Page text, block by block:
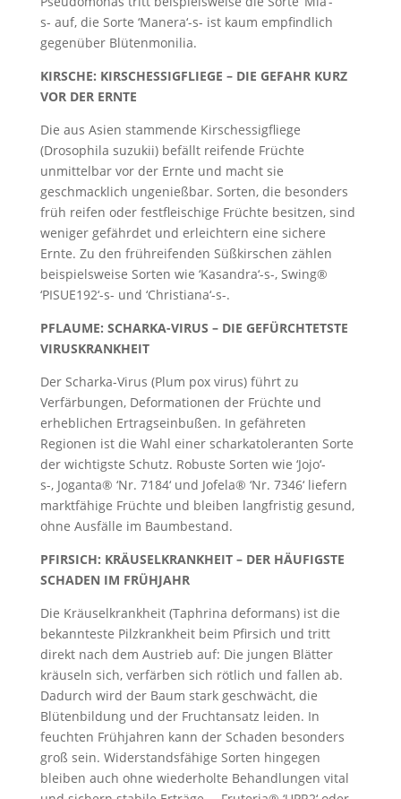
s- auf, die Sorte ‘Manera‘-s- ist kaum empfindlich
gegenüber Blütenmonilia.
KIRSCHE: KIRSCHESSIGFLIEGE – DIE GEFAHR KURZ
VOR DER ERNTE
Die aus Asien stammende Kirschessigfliege
(Drosophila suzukii) befällt reifende Früchte
unmittelbar vor der Ernte und macht sie
geschmacklich ungenießbar. Sorten, die besonders
früh reifen oder festfleischige Früchte besitzen, sind
weniger gefährdet und erleichtern eine sichere
Ernte. Zu den frühreifenden Süßkirschen zählen
beispielsweise Sorten wie ‘Kasandra‘-s-, Swing®
‘PISUE192‘-s- und ‘Christiana‘-s-.
PFLAUME: SCHARKA-VIRUS – DIE GEFÜRCHTETSTE
VIRUSKRANKHEIT
Der Scharka-Virus (Plum pox virus) führt zu
Verfärbungen, Deformationen der Früchte und
erheblichen Ertragseinbußen. In gefähreten
Regionen ist die Wahl einer scharkatoleranten Sorte
der wichtigste Schutz. Robuste Sorten wie ‘Jojo‘-
s-, Joganta® ‘Nr. 7184‘ und Jofela® ‘Nr. 7346‘ liefern
marktfähige Früchte und bleiben langfristig gesund,
ohne Ausfälle im Baumbestand.
PFIRSICH: KRÄUSELKRANKHEIT – DER HÄUFIGSTE
SCHADEN IM FRÜHJAHR
Die Kräuselkrankheit (Taphrina deformans) ist die
bekannteste Pilzkrankheit beim Pfirsich und tritt
direkt nach dem Austrieb auf: Die jungen Blätter
kräuseln sich, verfärben sich rötlich und fallen ab.
Dadurch wird der Baum stark geschwächt, die
Blütenbildung und der Fruchtansatz leiden. In
feuchten Frühjahren kann der Schaden besonders
groß sein. Widerstandsfähige Sorten hingegen
bleiben auch ohne wiederholte Behandlungen vital